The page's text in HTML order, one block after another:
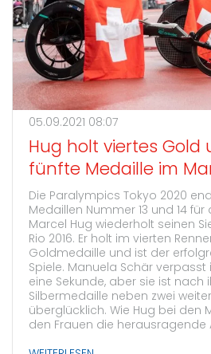
05.09.2021 08:07
Hug holt viertes Gold
fünfte Medaille im
Die Paralympics Tokyo 2020
Medaillen Nummer 13 und 14
Marcel Hug wiederholt seinen
Rio 2016. Er holt im vierten
Goldmedaille und ist der
Spiele. Manuela Schär
eine Sekunde, aber sie ist nach
Silbermedaille neben zwei
überglücklich. Wie Hug bei den
den Frauen die herausragende